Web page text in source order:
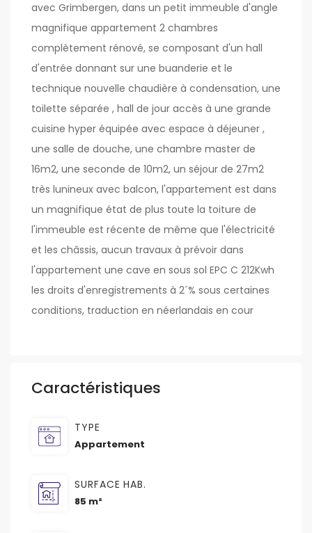
avec Grimbergen, dans un petit immeuble d'angle
magnifique appartement 2 chambres
complètement rénové, se composant d'un hall
d'entrée donnant sur une buanderie et le
technique nouvelle chaudière à condensation, une
toilette séparée , hall de jour accès à une grande
cuisine hyper équipée avec espace à déjeuner ,
une salle de douche, une chambre master de
16m2, une seconde de 10m2, un séjour de 27m2
très lunineux avec balcon, l'appartement est dans
un magnifique état de plus toute la toiture de
l'immeuble est récente de même que l'électricité
et les châssis, aucun travaux à prévoir dans
l'appartement une cave en sous sol EPC C 212Kwh
les droits d'enregistrements à 2´% sous certaines
conditions, traduction en néerlandais en cour
Caractéristiques
TYPE
Appartement
SURFACE HAB.
85 m²